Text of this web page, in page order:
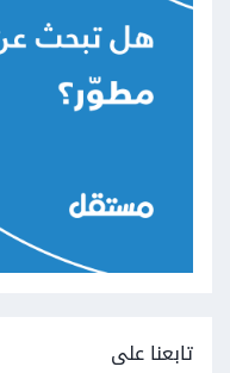
تابعنا على